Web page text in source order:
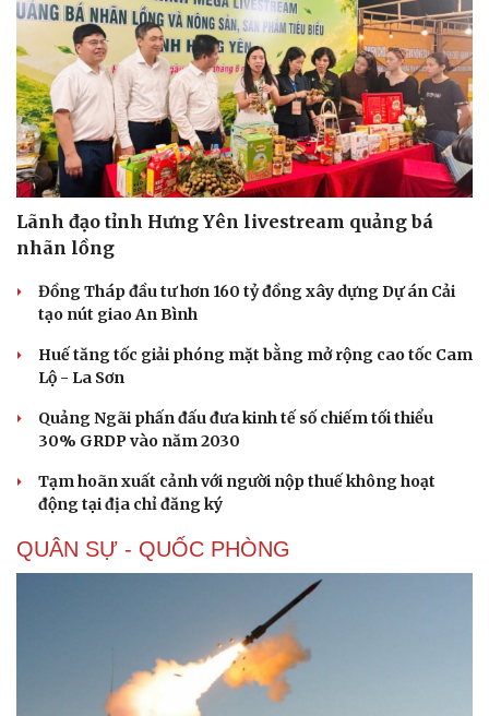
Lãnh đạo tỉnh Hưng Yên livestream quảng bá
nhãn lồng
Đồng Tháp đầu tư hơn 160 tỷ đồng xây dựng Dự án Cải
tạo nút giao An Bình
Huế tăng tốc giải phóng mặt bằng mở rộng cao tốc Cam
Lộ - La Sơn
Quảng Ngãi phấn đấu đưa kinh tế số chiếm tối thiểu
30% GRDP vào năm 2030
Tạm hoãn xuất cảnh với người nộp thuế không hoạt
động tại địa chỉ đăng ký
QUÂN SỰ - QUỐC PHÒNG